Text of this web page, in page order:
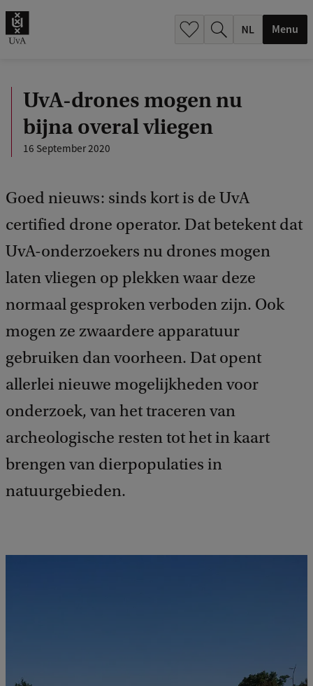
Menu
UvA-drones mogen nu
bijna overal vliegen
16 September 2020
Goed nieuws: sinds kort is de UvA
certified drone operator. Dat betekent dat
UvA-onderzoekers nu drones mogen
laten vliegen op plekken waar deze
normaal gesproken verboden zijn. Ook
mogen ze zwaardere apparatuur
gebruiken dan voorheen. Dat opent
allerlei nieuwe mogelijkheden voor
onderzoek, van het traceren van
archeologische resten tot het in kaart
brengen van dierpopulaties in
natuurgebieden.